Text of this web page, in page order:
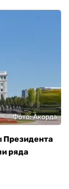
Фото: Акорда
Президента
ряда